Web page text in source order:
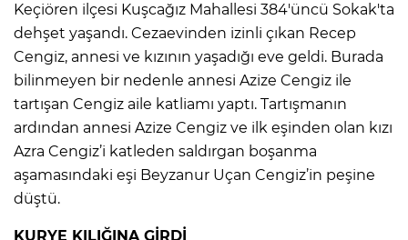
Keçiören ilçesi Kuşcağız Mahallesi 384'üncü Sokak'ta
dehşet yaşandı. Cezaevinden izinli çıkan Recep
Cengiz, annesi ve kızının yaşadığı eve geldi. Burada
bilinmeyen bir nedenle annesi Azize Cengiz ile
tartışan Cengiz aile katliamı yaptı. Tartışmanın
ardından annesi Azize Cengiz ve ilk eşinden olan kızı
Azra Cengiz’i katleden saldırgan boşanma
aşamasındaki eşi Beyzanur Uçan Cengiz’in peşine
düştü.
KURYE KILIĞINA GİRDİ